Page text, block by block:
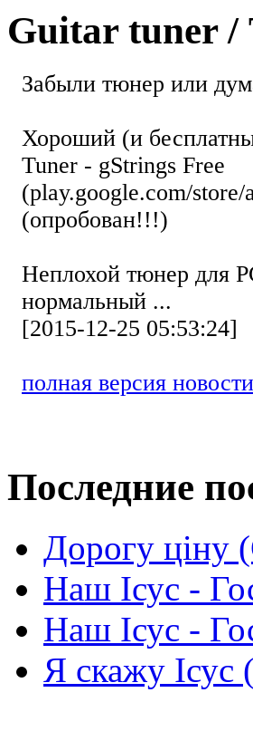
Guitar tuner /
Забыли тюнер или
Хороший (и
Tuner - gStrings Free
(play.google.com/
(опробован!!!)
Неплохой тюнер для
нормальный ...
[2015-12-25 05:53:24]
полная версия
Последние
Дорогу ціну
Наш Ісус -
Наш Ісус -
Я скажу Ісус